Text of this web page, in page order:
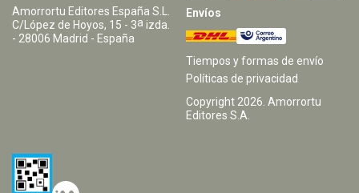
Amorrortu Editores España S.L.
C/López de Hoyos, 15 - 3a izda.
- 28006 Madrid - España
Envíos
Tiempos y formas de envío
Políticas de privacidad
Copyright 2026 . Amorrortu
Editores S.A.